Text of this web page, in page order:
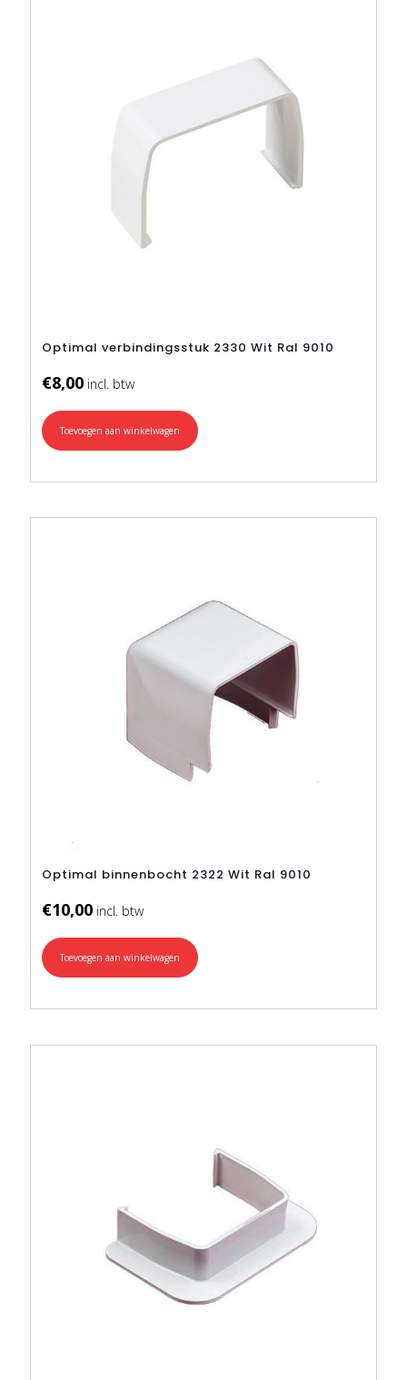
Optimal verbindingsstuk 2330 Wit Ral 9010
€8,00
Toevoegen aan winkelwagen
Optimal binnenbocht 2322 Wit Ral 9010
€10,00
Toevoegen aan winkelwagen